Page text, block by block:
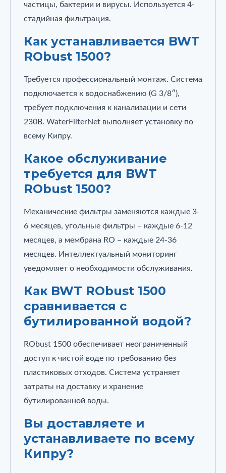
частицы, бактерии и вирусы. Используется 4-
стадийная фильтрация.
Как устанавливается BWT
RObust 1500?
Требуется профессиональный монтаж. Система
подключается к водоснабжению (G 3/8″),
требует подключения к канализации и сети
230В. WaterFilterNet выполняет установку по
всему Кипру.
Какое обслуживание
требуется для BWT
RObust 1500?
Механические фильтры заменяются каждые 3-
6 месяцев, угольные фильтры – каждые 6-12
месяцев, а мембрана RO – каждые 24-36
месяцев. Интеллектуальный мониторинг
уведомляет о необходимости обслуживания.
Как BWT RObust 1500
сравнивается с
бутилированной водой?
RObust 1500 обеспечивает неограниченный
доступ к чистой воде по требованию без
пластиковых отходов. Система устраняет
затраты на доставку и хранение
бутилированной воды.
Вы доставляете и
устанавливаете по всему
Кипру?